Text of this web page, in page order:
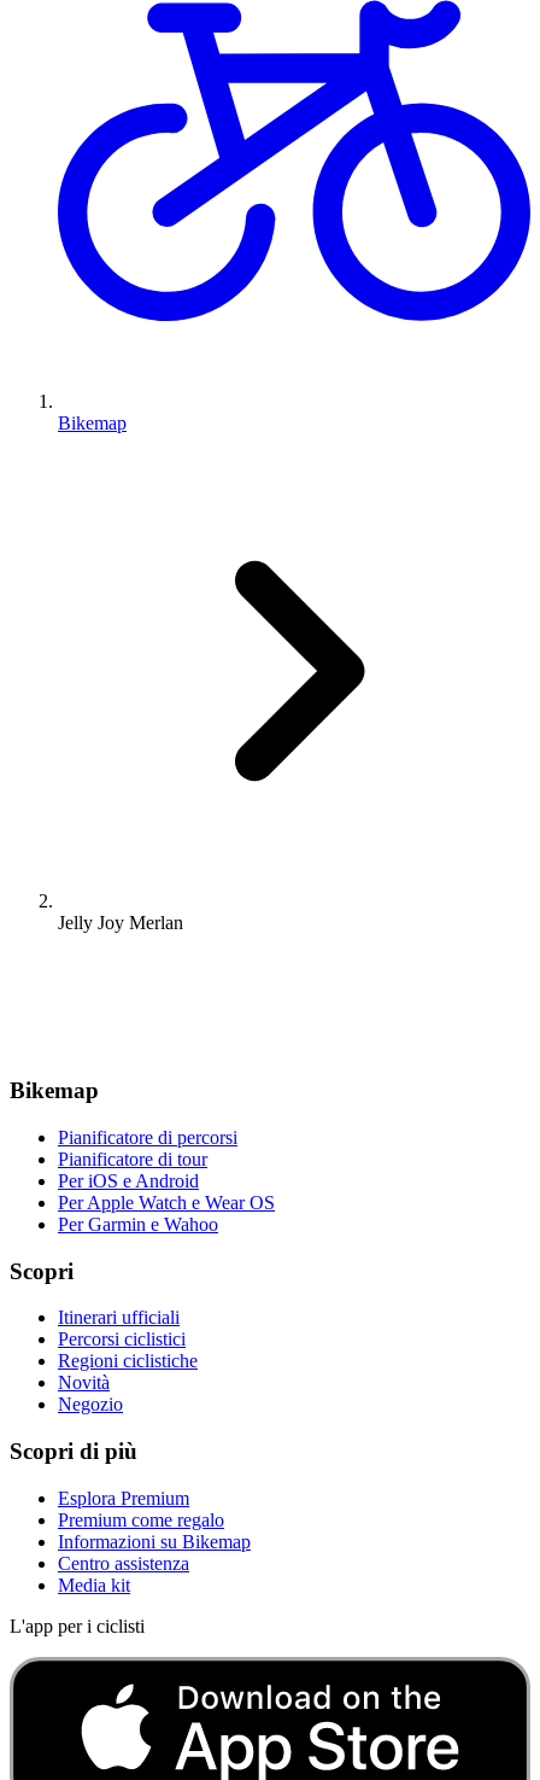
Bikemap
Jelly Joy Merlan
Bikemap
Pianificatore di percorsi
Pianificatore di tour
Per iOS e Android
Per Apple Watch e Wear OS
Per Garmin e Wahoo
Scopri
Itinerari ufficiali
Percorsi ciclistici
Regioni ciclistiche
Novità
Negozio
Scopri di più
Esplora Premium
Premium come regalo
Informazioni su Bikemap
Centro assistenza
Media kit
L'app per i ciclisti